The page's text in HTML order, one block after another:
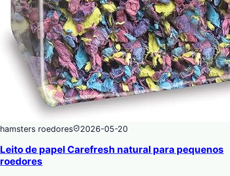
hamsters roedores 2026-05-20
Leito de papel Carefresh natural para pequenos
roedores